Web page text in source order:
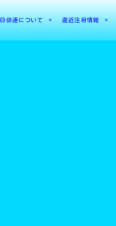
日俳連について 直近注目情報